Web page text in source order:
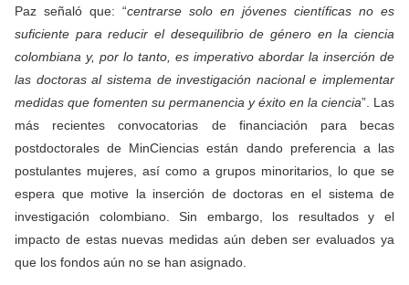
Paz señaló que: “centrarse solo en jóvenes científicas no es
suficiente para reducir el desequilibrio de género en la ciencia
colombiana y, por lo tanto, es imperativo abordar la inserción de
las doctoras al sistema de investigación nacional e implementar
medidas que fomenten su permanencia y éxito en la ciencia”. Las
más recientes convocatorias de financiación para becas
postdoctorales de MinCiencias están dando preferencia a las
postulantes mujeres, así como a grupos minoritarios, lo que se
espera que motive la inserción de doctoras en el sistema de
investigación colombiano. Sin embargo, los resultados y el
impacto de estas nuevas medidas aún deben ser evaluados ya
que los fondos aún no se han asignado.